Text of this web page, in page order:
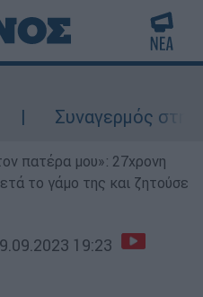
Συναγερμός στην
πατέρα μου»: 27χρονη
το γάμο της και ζητούσε
19:23